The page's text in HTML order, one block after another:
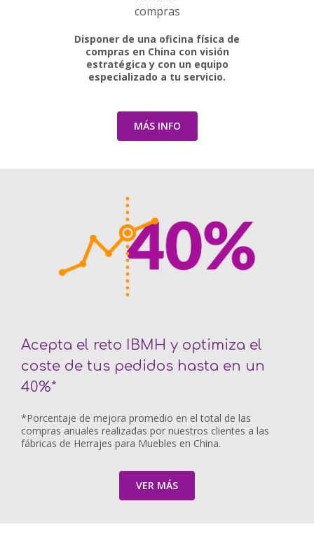
Disponer de una oficina física de
compras en China con visión
estratégica y con un equipo
especializado a tu servicio.
MÁS INFO
Acepta el reto IBMH y optimiza el
coste de tus pedidos hasta en un
40%*
*Porcentaje de mejora promedio en el total de las
compras anuales realizadas por nuestros clientes a las
fábricas de Herrajes para Muebles en China.
VER MÁS